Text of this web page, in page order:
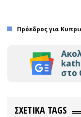
Πρόεδρος για
στο
ΣΧΕΤΙΚΑ TAGS